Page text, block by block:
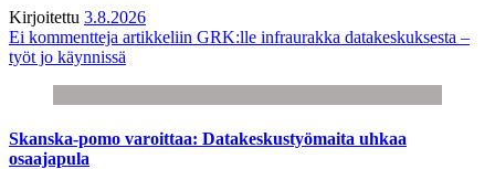
Kirjoitettu 3.8.2026
Ei kommentteja artikkeliin GRK:lle infraurakka datakeskuksesta –
työt jo käynnissä
Skanska-pomo varoittaa: Datakeskustyömaita uhkaa
osaajapula